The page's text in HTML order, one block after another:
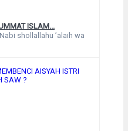
ISLAM...
shollallahu ’alaih wa